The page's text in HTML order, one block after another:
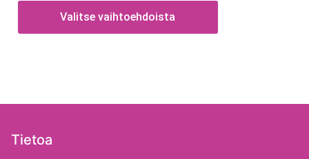
Valitse vaihtoehdoista
Tietoa